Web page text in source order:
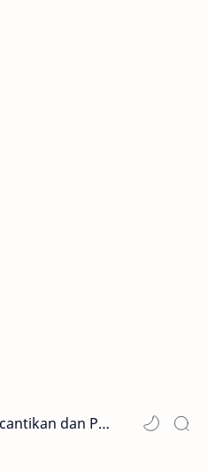
Tagar Berita - Blog Kecantikan dan Perawatan